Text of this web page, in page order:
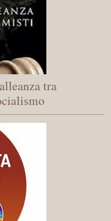
tra